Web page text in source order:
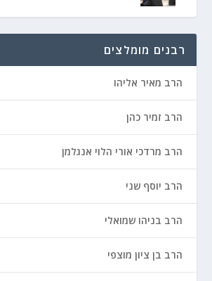
רבנים מומלצים
הרב מאיר אליהו
הרב זמיר כהן
הרב מרדכי אורי הלוי אנגלמן
הרב יוסף שני
הרב בניהו שמואלי
הרב בן ציון מוצפי